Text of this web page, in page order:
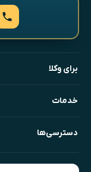
برای وکلا
خدمات
دسترسی‌ها